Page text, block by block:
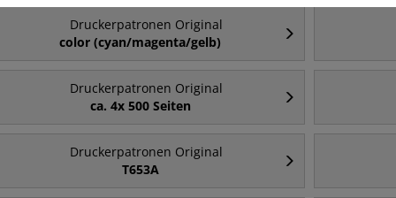
Druckerpatronen Original
color (cyan/magenta/gelb)
Druckerpatronen Original
ca. 4x 500 Seiten
Druckerpatronen Original
T653A